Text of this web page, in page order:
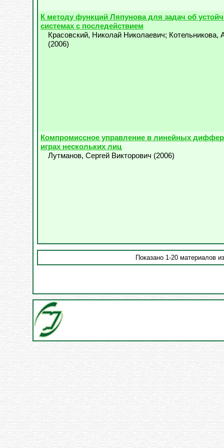
К методу функций Ляпунова для задач об
системах с последействием
Красовский, Николай Николаевич; Котельникова,
(2006)
Компромиссное управление в линейных
играх нескольких лиц
Лутманов, Сергей Викторович (2006)
Показано 1-20 материалов